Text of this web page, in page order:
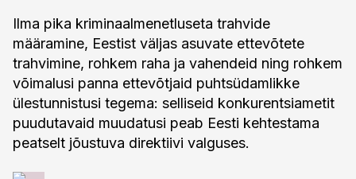
Ilma pika kriminaalmenetluseta trahvide
määramine, Eestist väljas asuvate ettevõtete
trahvimine, rohkem raha ja vahendeid ning rohkem
võimalusi panna ettevõtjaid puhtsüdamlikke
ülestunnistusi tegema: selliseid konkurentsiametit
puudutavaid muudatusi peab Eesti kehtestama
peatselt jõustuva direktiivi valguses.